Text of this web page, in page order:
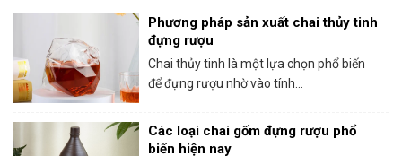
Phương pháp sản xuất chai thủy tinh
đựng rượu
Chai thủy tinh là một lựa chọn phổ biến
để đựng rượu nhờ vào tính...
Các loại chai gốm đựng rượu phổ
biến hiện nay